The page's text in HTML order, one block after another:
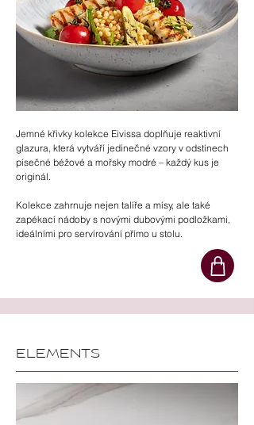
Jemné křivky kolekce Eivissa doplňuje reaktivní
glazura, která vytváří jedinečné vzory v odstínech
písečné béžové a mořsky modré – každý kus je
originál.
Kolekce zahrnuje nejen talíře a mísy, ale také
zapékací nádoby s novými dubovými podložkami,
ideálními pro servírování přímo u stolu.
ELEMENTS